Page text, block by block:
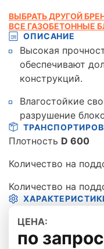
ОПИСАНИЕ
Высокая
обеспечивают
конструкций.
Влагостойкие
разрушение
Плотность D 600
Количество на
Количество на
ВЫБРАТЬ ДРУГОЙ
ВСЕ ГАЗОБЕТОННЫЕ
ЦЕНА:
по